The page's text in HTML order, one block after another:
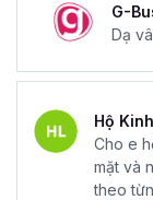
G-
Dạ
Hộ
Cho e
mặt và
theo